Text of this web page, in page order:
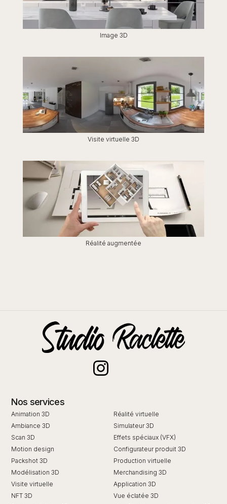
Image 3D
Visite virtuelle 3D
Réalité augmentée
Nos services
Animation 3D
Ambiance 3D
Scan 3D
Motion design
Packshot 3D
Modélisation 3D
Visite virtuelle
NFT 3D
Réalité virtuelle
Simulateur 3D
Effets spéciaux (VFX)
Configurateur produit 3D
Production virtuelle
Merchandising 3D
Application 3D
Vue éclatée 3D